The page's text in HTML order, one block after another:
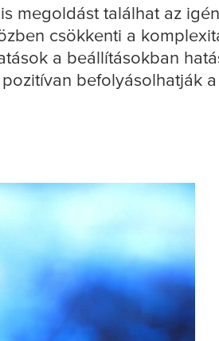
megoldást találhat az
csökkenti a
a beállításokban
befolyásolhatják a